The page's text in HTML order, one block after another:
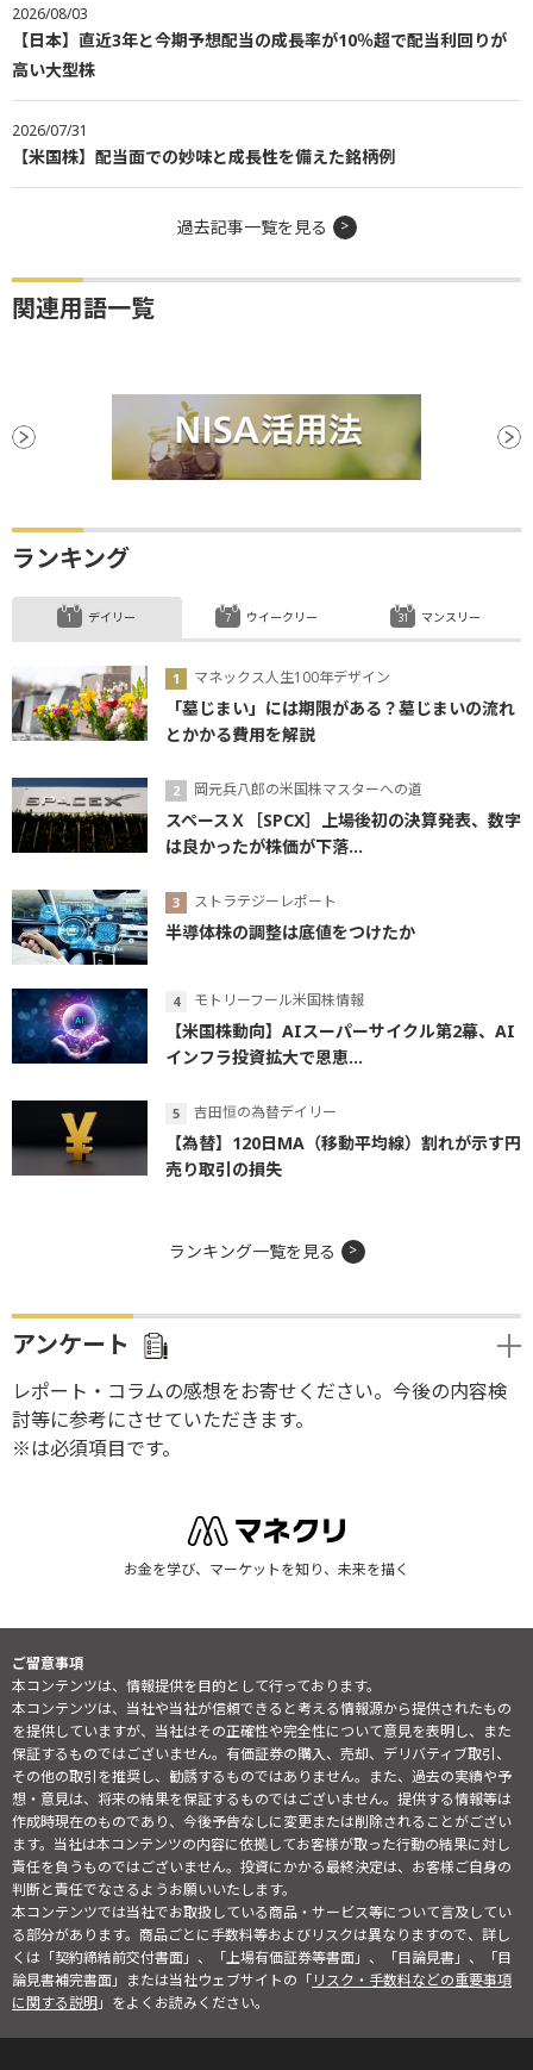
2026/08/03
【日本】直近3年と今期予想配当の成長率が10％超で配当利回りが
高い大型株
2026/07/31
【米国株】配当面での妙味と成長性を備えた銘柄例
過去記事一覧を見る
関連用語一覧
ランキング
デイリー
マネックス人生100年デザイン
「墓じまい」には期限がある？墓じまいの流れ
とかかる費用を解説
岡元兵八郎の米国株マスターへの道
スペースＸ［SPCX］上場後初の決算発表、数字
は良かったが株価が下落...
ストラテジーレポート
半導体株の調整は底値をつけたか
モトリーフール米国株情報
【米国株動向】AIスーパーサイクル第2幕、AI
インフラ投資拡大で恩恵...
吉田恒の為替デイリー
【為替】120日MA（移動平均線）割れが示す円
売り取引の損失
ウイークリー マンスリー
ランキング一覧を見る
アンケート
レポート・コラムの感想をお寄せください。今後の内容検
討等に参考にさせていただきます。
※は必須項目です。
お金を学び、マーケットを知り、未来を描く
ご留意事項
本コンテンツは、情報提供を目的として行っております。
本コンテンツは、当社や当社が信頼できると考える情報源から提供されたもの
を提供していますが、当社はその正確性や完全性について意見を表明し、また
保証するものではございません。有価証券の購入、売却、デリバティブ取引、
その他の取引を推奨し、勧誘するものではありません。また、過去の実績や予
想・意見は、将来の結果を保証するものではございません。提供する情報等は
作成時現在のものであり、今後予告なしに変更または削除されることがござい
ます。当社は本コンテンツの内容に依拠してお客様が取った行動の結果に対し
責任を負うものではございません。投資にかかる最終決定は、お客様ご自身の
判断と責任でなさるようお願いいたします。
本コンテンツでは当社でお取扱している商品・サービス等について言及してい
る部分があります。商品ごとに手数料等およびリスクは異なりますので、詳し
くは「契約締結前交付書面」、「上場有価証券等書面」、「目論見書」、「目
論見書補完書面」または当社ウェブサイトの「リスク・手数料などの重要事項
に関する説明」をよくお読みください。